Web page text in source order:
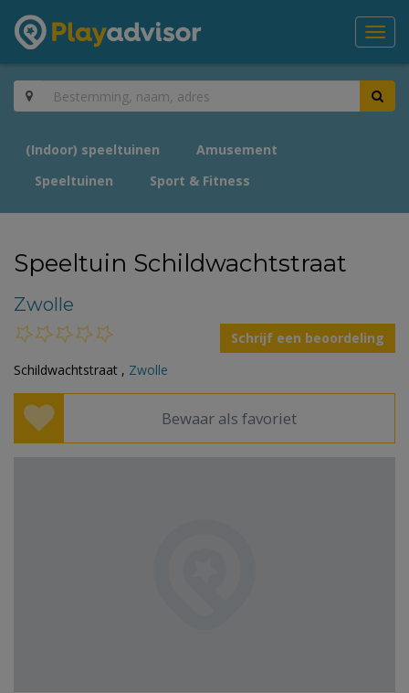
(Indoor) speeltuinen
Amusement
Speeltuinen
Sport & Fitness
Speeltuin Schildwachtstraat
Zwolle
Schrijf een beoordeling
Schildwachtstraat , Zwolle
Bewaar als favoriet